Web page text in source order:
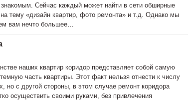
знакомым. Сейчас каждый может найти в сети обширные
на тему «дизайн квартир, фото ремонта» и т.д. Однако мы
вам нечто большее…
наших квартир коридор представляет собой самую
часть квартиры. Этот факт нельзя отнести к числу
но с другой стороны, в этом случае ремонт коридора
осуществить своими руками, без привлечения